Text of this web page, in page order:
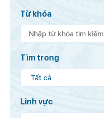
Từ khóa
Tìm trong
Lĩnh vực